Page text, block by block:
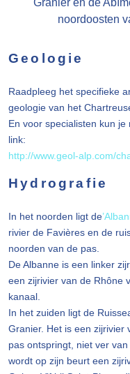
Granier en de
noordoosten
Geologie
Raadpleeg het specifieke
geologie van het
En voor specialisten kun
link:
http://www.geol-alp.com/
Hydrografie
In het noorden ligt de
rivier de Favières en de
noorden van de pas.
De Albanne is een linker
een zijrivier van de Rhône
kanaal.
In het zuiden ligt de
Granier. Het is een zijrivier
pas ontspringt, niet ver
wordt op zijn beurt een